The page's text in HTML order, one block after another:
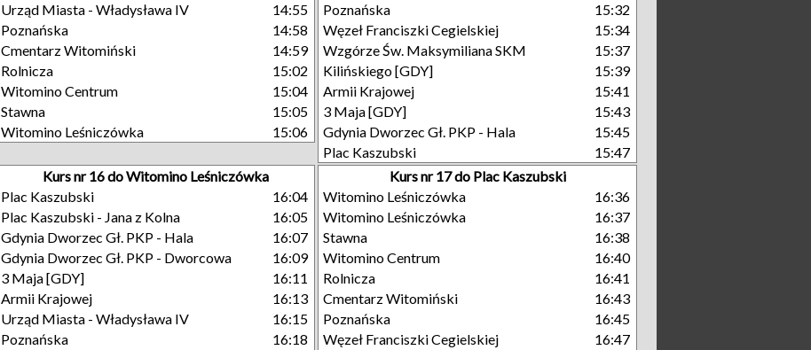
Urząd Miasta - Władysława IV
14:55
Poznańska
14:58
Cmentarz Witomiński
14:59
Rolnicza
15:02
Witomino Centrum
15:04
Stawna
15:05
Witomino Leśniczówka
15:06
Poznańska
15:32
Węzeł Franciszki Cegielskiej
15:34
Wzgórze Św. Maksymiliana SKM
15:37
Kilińskiego [GDY]
15:39
Armii Krajowej
15:41
3 Maja [GDY]
15:43
Gdynia Dworzec Gł. PKP - Hala
15:45
Plac Kaszubski
15:47
Kurs nr 16 do Witomino Leśniczówka
Plac Kaszubski
16:04
Plac Kaszubski - Jana z Kolna
16:05
Gdynia Dworzec Gł. PKP - Hala
16:07
Gdynia Dworzec Gł. PKP - Dworcowa
16:09
3 Maja [GDY]
16:11
Armii Krajowej
16:13
Urząd Miasta - Władysława IV
16:15
Poznańska
16:18
Kurs nr 17 do Plac Kaszubski
Witomino Leśniczówka
16:36
Witomino Leśniczówka
16:37
Stawna
16:38
Witomino Centrum
16:40
Rolnicza
16:41
Cmentarz Witomiński
16:43
Poznańska
16:45
Węzeł Franciszki Cegielskiej
16:47